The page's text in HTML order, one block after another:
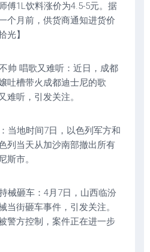
傅1L饮料涨价为4.5-5元。据
个月前，供货商通知进货价
光】
帅 唱歌又难听：近日，成都
吐槽带火成都迪士尼的歌
难听，引发关注。
当地时间7日，以色列军方和
列当天从加沙南部撤出所有
斯市。
械砸车：4月7日，山西临汾
当街砸车事件，引发关注。
警方控制，案件正在进一步